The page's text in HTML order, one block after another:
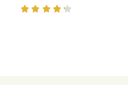
pokrm z jednoho